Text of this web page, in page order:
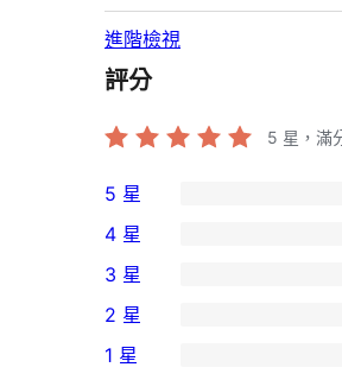
進階檢視
評分
5 星，滿
3
個
5
星
使
5 星
個
4
星
4 星
0
個
3
3 星
個
2 星
1 星